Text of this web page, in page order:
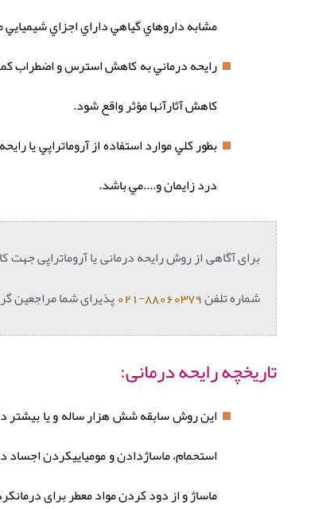
مشابه داروهاي گياهي داراي اجزاي
رايحه درماني به كاهش استرس و اضطراب
كاهش آثارآنها مؤثر واقع شود.
بطور كلي موارد استفاده از آروماتراپي
درد زايمان و....مي باشد.
برای آگاهی از روش رايحه درمانی يا آروماتراپی
شماره تلفن88060379-021 پذیرای شما مراجعین
تاریخچه رایحه درمانی:
این روش سابقه شش هزار ساله و یا بیشتر
استحمام، ماساژدادن و مومیاییکردن
ماساژ و از دود کردن مواد معطر برای